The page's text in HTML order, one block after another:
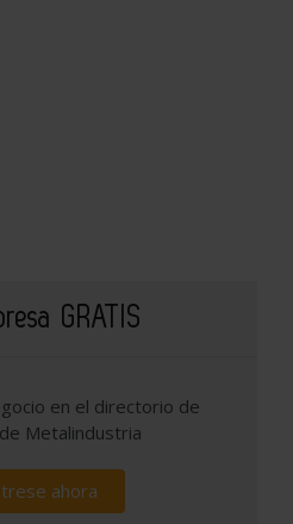
GRATIS
en el directorio de
Metalindustria
ahora